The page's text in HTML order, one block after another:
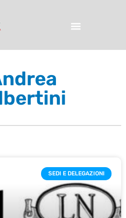
SEDI E DELEGAZIONI